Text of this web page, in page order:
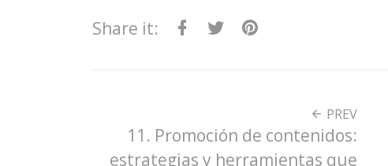
Share it:
PREV
11. Promoción de contenidos:
estrategias y herramientas que